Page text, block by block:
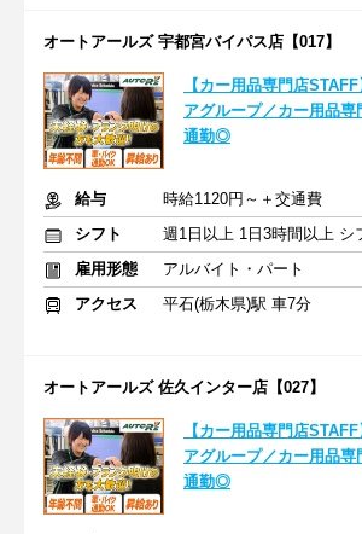
オートアールズ 宇都宮バイパス店【017】
【カー用品専門店
アグループ／カー用品
通勤◎
給与
時給1120円～＋交通費
シフト
雇用形態
アルバイト・パート
アクセス
平石(栃木県)駅 車7分
オートアールズ 佐久インター店【027】
【カー用品専門店
アグループ／カー用品
通勤◎